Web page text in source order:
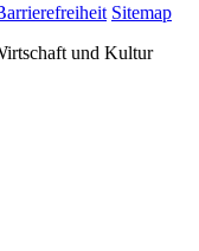
Sitemap
und Kultur